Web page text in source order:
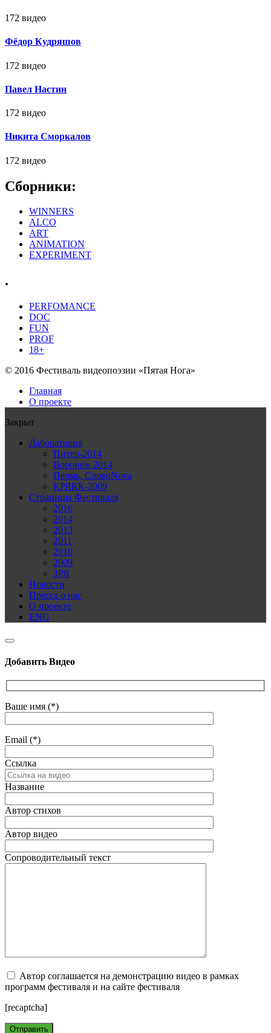
172 видео
Фёдор Кудряшов
172 видео
Павел Настин
172 видео
Никита Сморкалов
172 видео
Сборники:
WINNERS
ALCO
ART
ANIMATION
EXPERIMENT
.
PERFOMANCE
DOC
FUN
PROF
18+
© 2016 Фестиваль видеопоэзии «Пятая Нога»
Главная
О проекте
Закрыт
Лаборатория
Питер-2014
Воронеж 2014
Пермь, СловоNova
КРЯКК-2009
Страницы Фестиваля
2016
2014
2013
2011
2010
2009
ЗРЯ
Новости
Пресса о нас
О проекте
ENG
Добавить Видео
Ваше имя (*)
Email (*)
Ссылка
Название
Автор стихов
Автор видео
Сопроводительный текст
Автор соглашается на демонстрацию видео в рамках
программ фестиваля и на сайте фестиваля
[recaptcha]